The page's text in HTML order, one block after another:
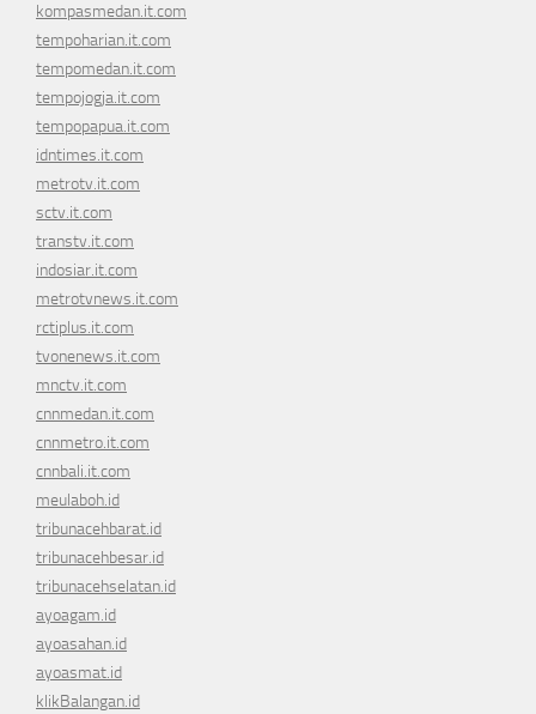
kompasmedan.it.com
tempoharian.it.com
tempomedan.it.com
tempojogja.it.com
tempopapua.it.com
idntimes.it.com
metrotv.it.com
sctv.it.com
transtv.it.com
indosiar.it.com
metrotvnews.it.com
rctiplus.it.com
tvonenews.it.com
mnctv.it.com
cnnmedan.it.com
cnnmetro.it.com
cnnbali.it.com
meulaboh.id
tribunacehbarat.id
tribunacehbesar.id
tribunacehselatan.id
ayoagam.id
ayoasahan.id
ayoasmat.id
klikBalangan.id